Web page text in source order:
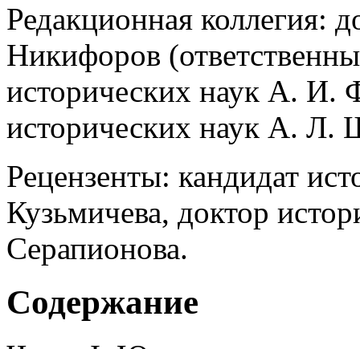
Редакционная коллегия:
Никифоров
исторических наук А. И.
исторических наук А. Л.
Рецензенты: кандидат
Кузьмичева, доктор
Серапионова.
Содержание